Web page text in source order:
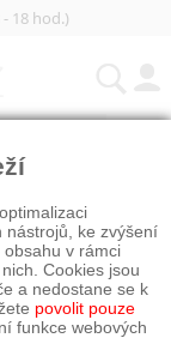
18 hod.)
nástrojů, ke zvýšení
v rámci
Cookies jsou
a nedostane se k
povolit pouze
funkce webových